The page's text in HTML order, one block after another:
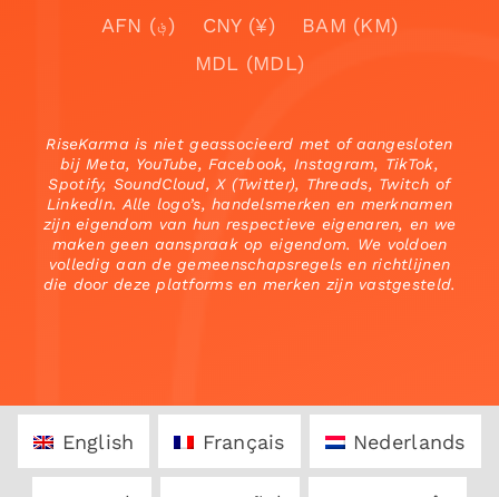
AFN (؋)
CNY (¥)
BAM (KM)
MDL (MDL)
RiseKarma is niet geassocieerd met of aangesloten
bij Meta, YouTube, Facebook, Instagram, TikTok,
Spotify, SoundCloud, X (Twitter), Threads, Twitch of
LinkedIn. Alle logo’s, handelsmerken en merknamen
zijn eigendom van hun respectieve eigenaren, en we
maken geen aanspraak op eigendom. We voldoen
volledig aan de gemeenschapsregels en richtlijnen
die door deze platforms en merken zijn vastgesteld.
English Français Nederlands